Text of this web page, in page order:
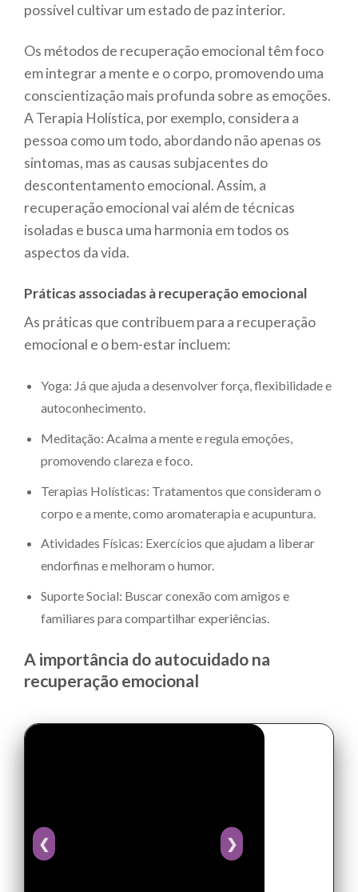
possível cultivar um estado de paz interior.
Os métodos de recuperação emocional têm foco
em integrar a mente e o corpo, promovendo uma
conscientização mais profunda sobre as emoções.
A Terapia Holística, por exemplo, considera a
pessoa como um todo, abordando não apenas os
sintomas, mas as causas subjacentes do
descontentamento emocional. Assim, a
recuperação emocional vai além de técnicas
isoladas e busca uma harmonia em todos os
aspectos da vida.
Práticas associadas à recuperação emocional
As práticas que contribuem para a recuperação
emocional e o bem-estar incluem:
Yoga: Já que ajuda a desenvolver força, flexibilidade e
autoconhecimento.
Meditação: Acalma a mente e regula emoções,
promovendo clareza e foco.
Terapias Holísticas: Tratamentos que consideram o
corpo e a mente, como aromaterapia e acupuntura.
Atividades Físicas: Exercícios que ajudam a liberar
endorfinas e melhoram o humor.
Suporte Social: Buscar conexão com amigos e
familiares para compartilhar experiências.
A importância do autocuidado na
recuperação emocional
❮ ❯